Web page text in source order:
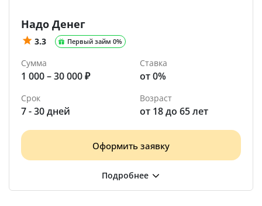
Надо Денег
3.3 Первый займ 0%
Сумма
1 000 – 30 000 ₽
Ставка
от 0%
Срок
7 - 30 дней
Возраст
от 18 до 65 лет
Оформить заявку